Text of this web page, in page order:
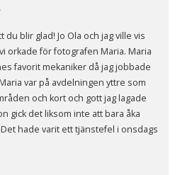
du blir glad! Jo Ola och jag ville vis
orkade för fotografen Maria. Maria
favorit mekaniker då jag jobbade
var på avdelningen yttre som
och kort och gott jag lagade
gick det liksom inte att bara åka
hade varit ett tjänstefel i onsdags